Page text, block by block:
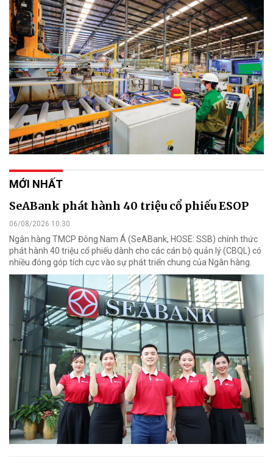
MỚI NHẤT
SeABank phát hành 40 triệu cổ phiếu ESOP
06/08/2026 10:30
Ngân hàng TMCP Đông Nam Á (SeABank, HOSE: SSB) chính thức
phát hành 40 triệu cổ phiếu dành cho các cán bộ quản lý (CBQL) có
nhiều đóng góp tích cực vào sự phát triển chung của Ngân hàng.